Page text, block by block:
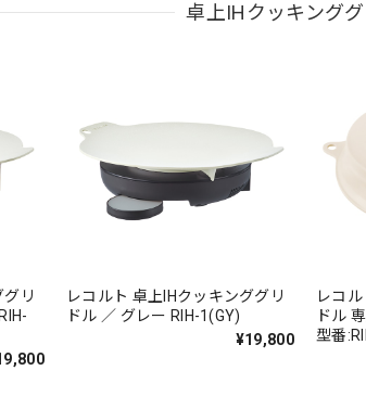
卓上IHクッキング
リ
レコルト 卓上IHクッキンググリ
ドル ／ グレー RIH-1(GY)
¥19,800
レコ
ドル
型番